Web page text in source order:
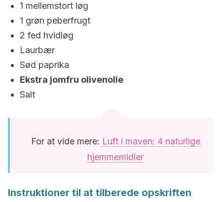
1 mellemstort løg
1 grøn peberfrugt
2 fed hvidløg
Laurbær
Sød paprika
Ekstra jomfru olivenolie
Salt
For at vide mere: Luft i maven: 4 naturlige
hjemmemidler
Instruktioner til at tilberede opskriften